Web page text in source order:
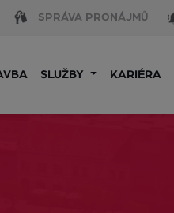
SPRÁVA PRONÁJMŮ
SLUŽBY KARIÉRA